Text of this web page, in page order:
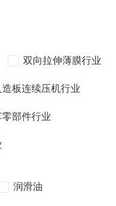
双向拉伸薄膜行业
造板连续压机行业
部件行业
润滑油